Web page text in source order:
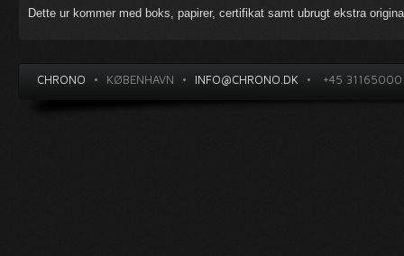
Dette ur kommer med boks, papirer, certifikat samt ubrugt ekstra
CHRONO • KØBENHAVN • INFO@CHRONO.DK • +45 31165000